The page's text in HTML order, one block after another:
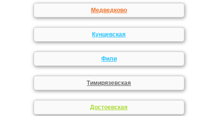
Медведково
Кунцевская
Фили
Тимирязевская
Достоевская